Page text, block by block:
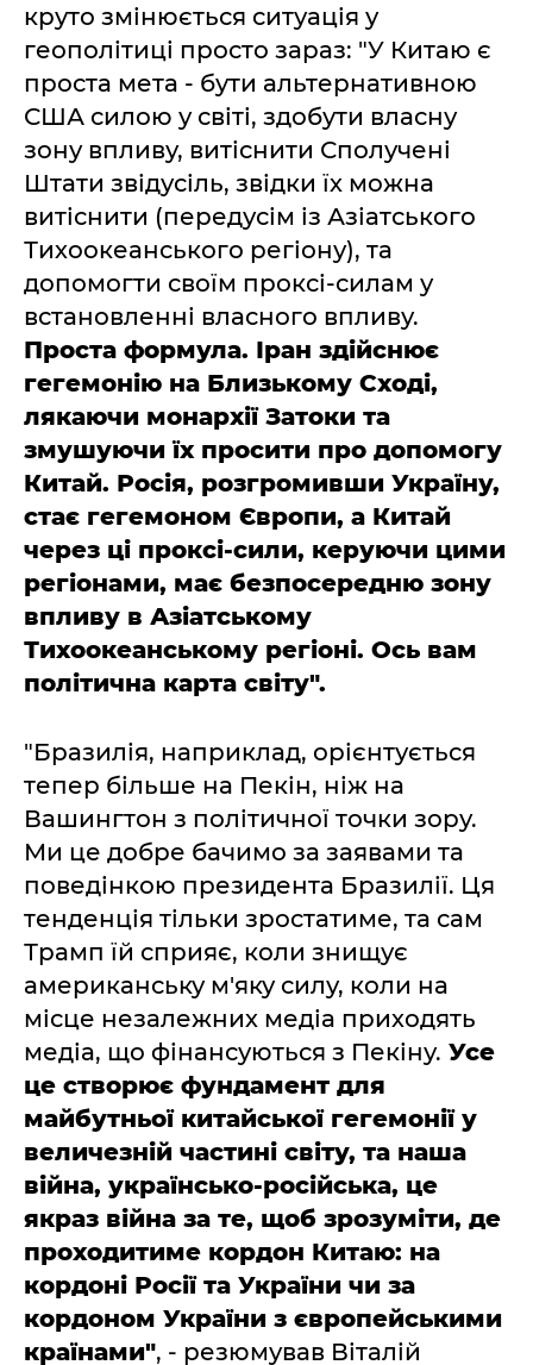
круто змінюється ситуація у
геополітиці просто зараз: "У Китаю є
проста мета - бути альтернативною
США силою у світі, здобути власну
зону впливу, витіснити Сполучені
Штати звідусіль, звідки їх можна
витіснити (передусім із Азіатського
Тихоокеанського регіону), та
допомогти своїм проксі-силам у
встановленні власного впливу.
Проста формула. Іран здійснює
гегемонію на Близькому Сході,
лякаючи монархії Затоки та
змушуючи їх просити про допомогу
Китай. Росія, розгромивши Україну,
стає гегемоном Європи, а Китай
через ці проксі-сили, керуючи цими
регіонами, має безпосередню зону
впливу в Азіатському
Тихоокеанському регіоні. Ось вам
політична карта світу".
"Бразилія, наприклад, орієнтується
тепер більше на Пекін, ніж на
Вашингтон з політичної точки зору.
Ми це добре бачимо за заявами та
поведінкою президента Бразилії. Ця
тенденція тільки зростатиме, та сам
Трамп їй сприяє, коли знищує
американську м'яку силу, коли на
місце незалежних медіа приходять
медіа, що фінансуються з Пекіну. Усе
це створює фундамент для
майбутньої китайської гегемонії у
величезній частині світу, та наша
війна, українсько-російська, це
якраз війна за те, щоб зрозуміти, де
проходитиме кордон Китаю: на
кордоні Росії та України чи за
кордоном України з європейськими
країнами", - резюмував Віталій